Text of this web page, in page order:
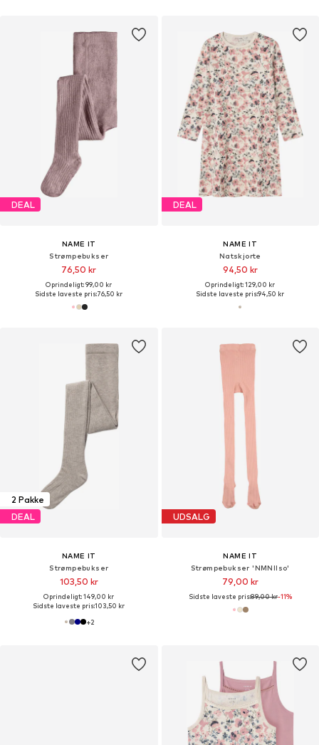
DEAL
NAME IT
Strømpebukser
76,50 kr
Oprindeligt: 99,00 kr
Sidste laveste pris:76,50 kr
DEAL
NAME IT
Natskjorte
94,50 kr
Oprindeligt: 129,00 kr
Sidste laveste pris:94,50 kr
2 Pakke
DEAL
NAME IT
Strømpebukser
103,50 kr
Oprindeligt: 149,00 kr
Sidste laveste pris:103,50 kr
+2
UDSALG
NAME IT
Strømpebukser 'NMNIlso'
79,00 kr
Sidste laveste pris:89,00 kr-11%